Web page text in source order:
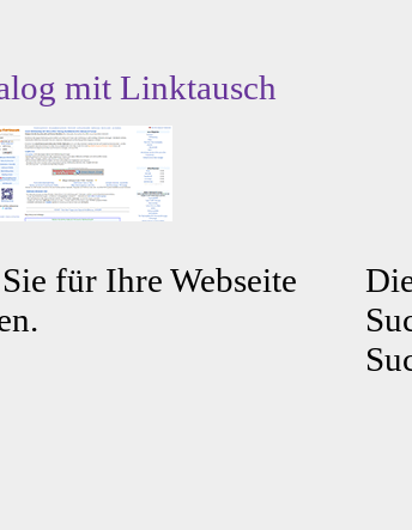
mit Linktausch
für Ihre Webseite